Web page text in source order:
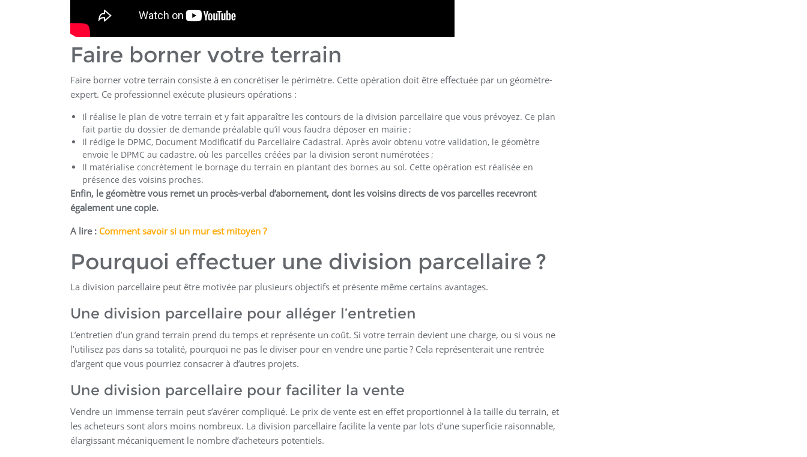
Faire borner votre terrain
Faire borner votre terrain consiste à en concrétiser le périmètre. Cette opération doit être effectuée par un géomètre-
expert. Ce professionnel exécute plusieurs opérations :
Il réalise le plan de votre terrain et y fait apparaître les contours de la division parcellaire que vous prévoyez. Ce plan
fait partie du dossier de demande préalable qu’il vous faudra déposer en mairie ;
Il rédige le DPMC, Document Modificatif du Parcellaire Cadastral. Après avoir obtenu votre validation, le géomètre
envoie le DPMC au cadastre, où les parcelles créées par la division seront numérotées ;
Il matérialise concrètement le bornage du terrain en plantant des bornes au sol. Cette opération est réalisée en
présence des voisins proches.
Enfin, le géomètre vous remet un procès-verbal d’abornement, dont les voisins directs de vos parcelles recevront
également une copie.
A lire : Comment savoir si un mur est mitoyen ?
Pourquoi effectuer une division parcellaire ?
La division parcellaire peut être motivée par plusieurs objectifs et présente même certains avantages.
Une division parcellaire pour alléger l’entretien
L’entretien d’un grand terrain prend du temps et représente un coût. Si votre terrain devient une charge, ou si vous ne
l’utilisez pas dans sa totalité, pourquoi ne pas le diviser pour en vendre une partie ? Cela représenterait une rentrée
d’argent que vous pourriez consacrer à d’autres projets.
Une division parcellaire pour faciliter la vente
Vendre un immense terrain peut s’avérer compliqué. Le prix de vente est en effet proportionnel à la taille du terrain, et
les acheteurs sont alors moins nombreux. La division parcellaire facilite la vente par lots d’une superficie raisonnable,
élargissant mécaniquement le nombre d’acheteurs potentiels.